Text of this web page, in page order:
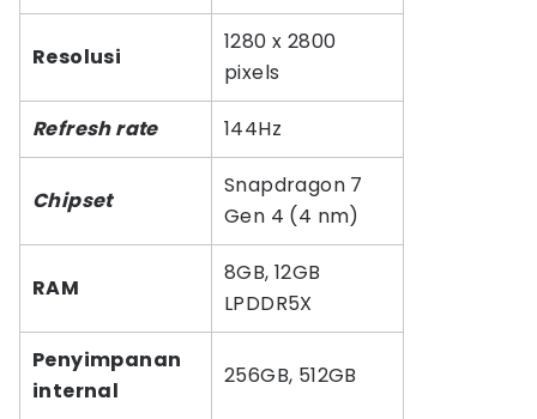
Resolusi
1280 x 2800
pixels
Refresh rate 144Hz
Chipset
Snapdragon 7
Gen 4 (4 nm)
RAM
8GB, 12GB
LPDDR5X
Penyimpanan
internal
256GB, 512GB